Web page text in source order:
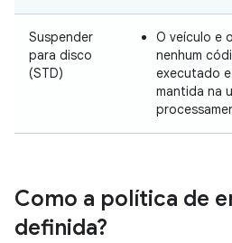
Suspender
para disco
(STD)
O veículo e
nenhum
executado
mantida na
Como a política de
definida?